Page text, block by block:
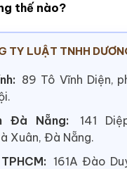
thế nào?
TY LUẬT TNHH
89 Tô Vĩnh Diện,
Đà Nẵng:
141
Xuân, Đà Nẵng.
161A Đào